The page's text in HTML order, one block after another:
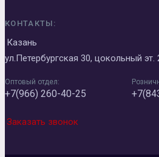
КОНТАКТЫ:
Казань
ул.Петербургская 30, цокольный эт.
Оптовый отдел:
+7(966) 260-40-25
Заказать звонок